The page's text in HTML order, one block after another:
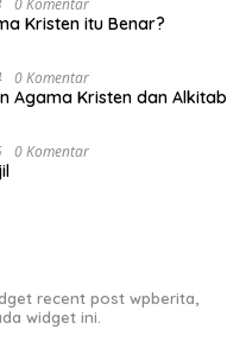
0 Komentar
Kristen itu Benar?
0 Komentar
Agama Kristen dan Alkitab
0 Komentar
recent post wpberita,
widget ini.